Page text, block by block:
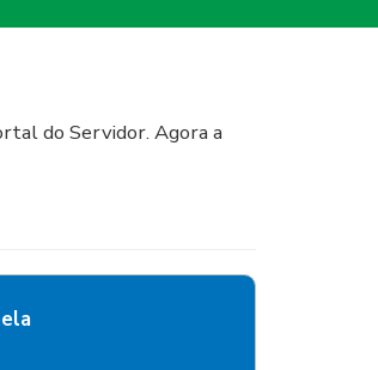
do Servidor. Agora a